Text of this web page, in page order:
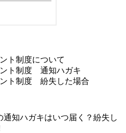
ト制度について
ト制度 通知ハガキ
ト制度 紛失した場合
通知ハガキはいつ届く？紛失し